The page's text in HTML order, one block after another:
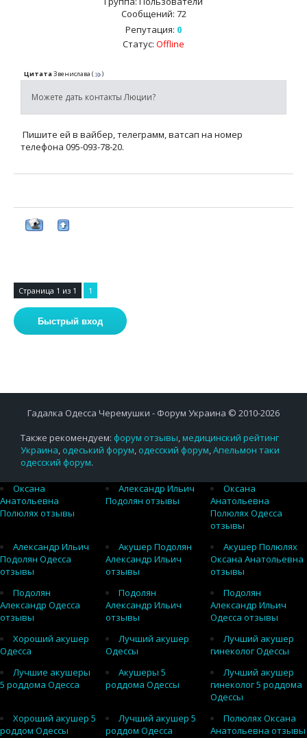
Сообщений: 72
Репутация: 0
Статус: Offline
ЦитатаЗвенислава ( )
Можете дать контакты Люции?
Пишите ей в вайбер, телеграмм, ватсап на номер
телефона 095-093-78-20.
Страница 1 из 1 1
Гадалка Одесса Черемушки - Форум Украина © 2010-2026
Также рекомендуем: форум отзывы,медицинский рейтинг
Украина, одеський форум, одесский форум,Апельмон таки
одесский форум.
Оксана
Анатольевна
Полюлях отзывы
Александр Ильич
Подолян отзывы
Оксана
Анатольевна
Полюлях Одесса
отзывы
Александр Ильич
Подолян Одесса
отзывы
Акушер Подолян
Александр Ильич
отзывы
Акушер Полюлях
Оксана Анатольевна
отзывы
Подолян
Александр Одесса
отзывы
Подолян
Александр Ильич
отзывы
Подолян
Александр Ильич
Одесса отзывы
Хороший акушер
Одесса
Лучший акушер
Одессы
Лучший акушер
гинеколог Одессы
Лучшие акушеры
5 роддома Одесса
Акушеры 5
роддома Одессы
Лучший акушер
гинеколог 5 роддома
Одессы
Хороший акушер 5
роддом Одессы
Лучший акушер 5
роддом Одесса
Полюлях Оксана
Анатольевна отзывы